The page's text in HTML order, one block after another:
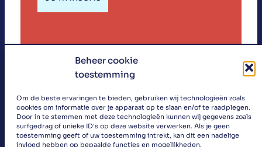
Beheer cookie
toestemming
Om de beste ervaringen te bieden, gebruiken wij technologieën zoals
cookies om informatie over je apparaat op te slaan en/of te raadplegen.
Door in te stemmen met deze technologieën kunnen wij gegevens zoals
surfgedrag of unieke ID's op deze website verwerken. Als je geen
toestemming geeft of uw toestemming intrekt, kan dit een nadelige
invloed hebben op bepaalde functies en mogelijkheden.
»